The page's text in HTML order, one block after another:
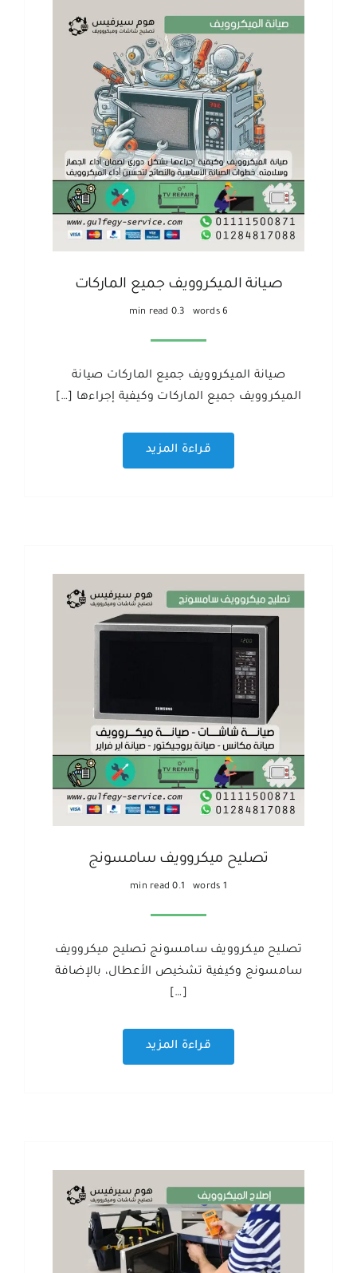
صيانة الميكروويف جميع الماركات
6 words
0.3 min read
صيانة الميكروويف جميع الماركات صيانة
الميكروويف جميع الماركات وكيفية إجراءها […]
قراءة المزيد
تصليح ميكروويف سامسونج
1 words
0.1 min read
تصليح ميكروويف سامسونج تصليح ميكروويف
سامسونج وكيفية تشخيص الأعطال، بالإضافة
[…]
قراءة المزيد